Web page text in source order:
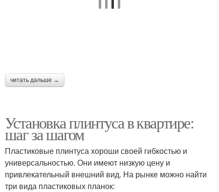
читать дальше →
Установка плинтуса в квартире:
шаг за шагом
Пластиковые плинтуса хороши своей гибкостью и
универсальностью. Они имеют низкую цену и
привлекательный внешний вид. На рынке можно найти
три вида пластиковых планок: